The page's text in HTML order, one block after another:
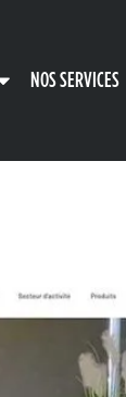
NOS SERVICES